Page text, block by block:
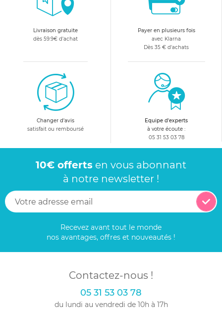
Livraison gratuite
dès 59.9€ d'achat
Payer en plusieurs fois
avec Klarna
Dès 35 € d'achats
Changer d'avis
satisfait ou remboursé
Equipe d'experts
à votre écoute :
05 31 53 03 78
10€ offerts en vous abonnant
à notre newsletter !
Recevez avant tout le monde
nos avantages, offres et nouveautés !
Contactez-nous !
05 31 53 03 78
du lundi au vendredi de 10h à 17h